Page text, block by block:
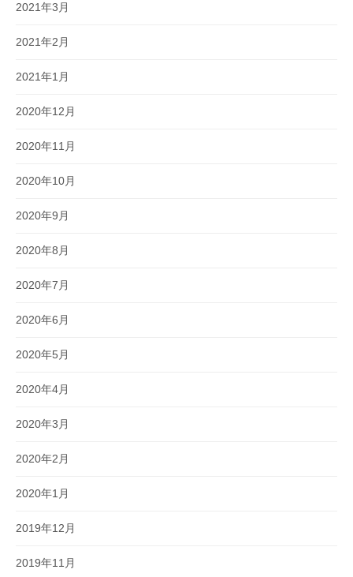
2021年3月
2021年2月
2021年1月
2020年12月
2020年11月
2020年10月
2020年9月
2020年8月
2020年7月
2020年6月
2020年5月
2020年4月
2020年3月
2020年2月
2020年1月
2019年12月
2019年11月